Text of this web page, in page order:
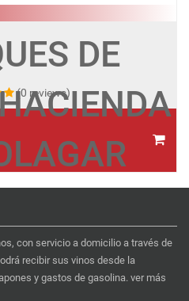
DE
(0 reviews)
con servicio a domicilio a través de
recibir sus vinos desde la
y gastos de gasolina. ver más